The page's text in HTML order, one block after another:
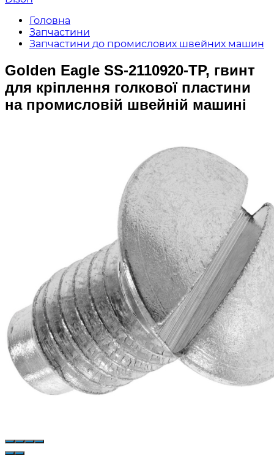
Головна
Запчастини
Запчастини до промислових швейних машин
Golden Eagle SS-2110920-TP, гвинт
для кріплення голкової пластини
на промисловій швейній машині